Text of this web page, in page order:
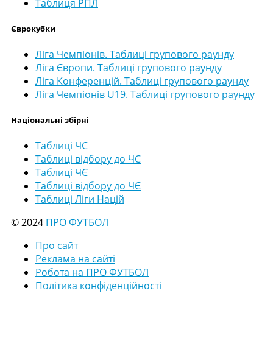
Таблиця РПЛ
Єврокубки
Ліга Чемпіонів. Таблиці групового раунду
Ліга Європи. Таблиці групового раунду
Ліга Конференцій. Таблиці групового раунду
Ліга Чемпіонів U19. Таблиці групового раунду
Національні збірні
Таблиці ЧС
Таблиці відбору до ЧС
Таблиці ЧЄ
Таблиці відбору до ЧЄ
Таблиці Ліги Націй
© 2024 ПРО ФУТБОЛ
Про сайт
Реклама на сайті
Робота на ПРО ФУТБОЛ
Політика конфіденційності